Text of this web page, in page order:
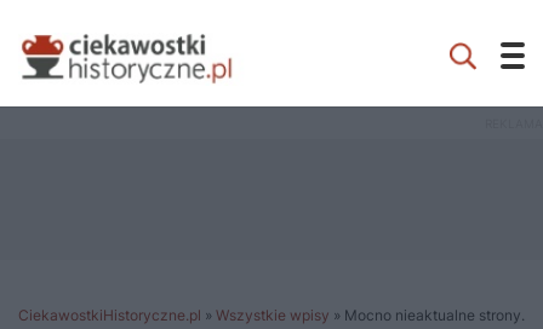
CiekawostkiHistoryczne.pl » Wszystkie wpisy » Mocno nieaktualne strony.